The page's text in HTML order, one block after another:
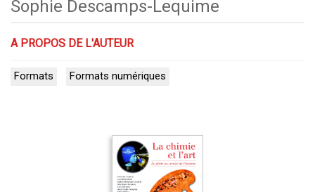
Sophie Descamps-Lequime
A PROPOS DE L'AUTEUR
Formats Formats numériques